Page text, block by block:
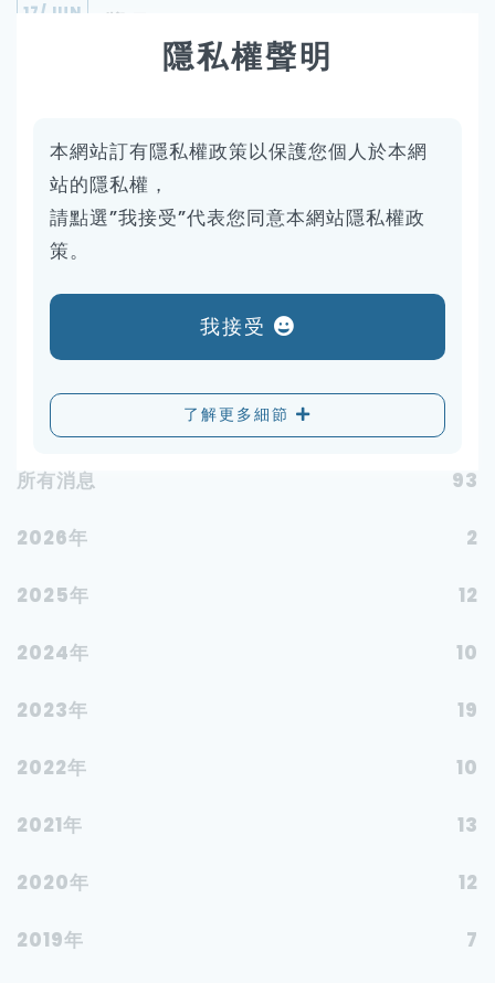
17/JUN
獎項
2 3 4 5 6 7 8
Categories
所有消息 93
2026年 2
2025年 12
2024年 10
2023年 19
2022年 10
2021年 13
2020年 12
2019年 7
隱私權聲明
本網站訂有隱私權政策以保護您個人於本網
站的隱私權，
請點選”我接受”代表您同意本網站隱私權政
策。
我接受
了解更多細節